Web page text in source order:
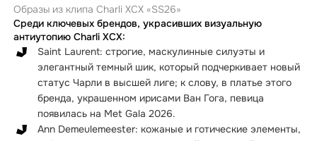
Образы из клипа Charli XCX «SS26»
Среди ключевых брендов, украсивших визуальную
антиутопию Charli XCX:
Saint Laurent: строгие, маскулинные силуэты и
элегантный темный шик, который подчеркивает новый
статус Чарли в высшей лиге; к слову, в платье этого
бренда, украшенном ирисами Ван Гога, певица
появилась на Met Gala 2026.
Ann Demeulemeester: кожаные и готические элементы,